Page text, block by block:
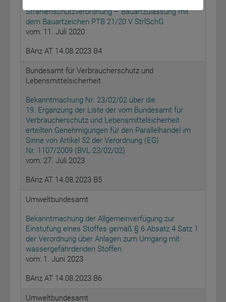
Strahlenschutzverordnung – Bauartzulassung mit
dem Bauartzeichen PTB 21/20 V StrlSchG
vom: 11. Juli 2020
BAnz AT 14.08.2023 B4
Bundesamt für Verbraucherschutz und
Lebensmittelsicherheit
Bekanntmachung Nr. 23/02/02 über die
19. Ergänzung der Liste der vom Bundesamt für
Verbraucherschutz und Lebensmittelsicherheit
erteilten Genehmigungen für den Parallelhandel im
Sinne von Artikel 52 der Verordnung (EG)
Nr. 1107/2009 (BVL 23/02/02)
vom: 27. Juli 2023
BAnz AT 14.08.2023 B5
Umweltbundesamt
Bekanntmachung der Allgemeinverfügung zur
Einstufung eines Stoffes gemäß § 6 Absatz 4 Satz 1
der Verordnung über Anlagen zum Umgang mit
wassergefährdenden Stoffen
vom: 1. Juni 2023
BAnz AT 14.08.2023 B6
Umweltbundesamt